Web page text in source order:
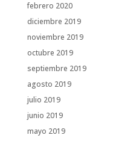
febrero 2020
diciembre 2019
noviembre 2019
octubre 2019
septiembre 2019
agosto 2019
julio 2019
junio 2019
mayo 2019